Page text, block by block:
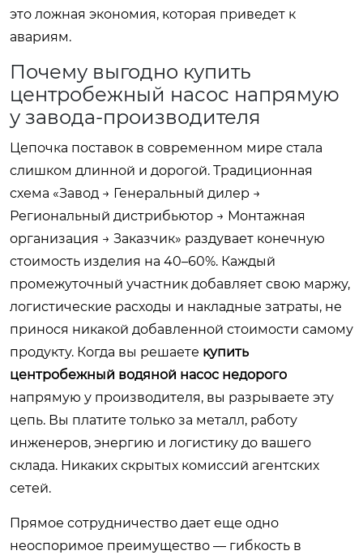
это ложная экономия, которая приведет к
авариям.
Почему выгодно купить
центробежный насос напрямую
у завода-производителя
Цепочка поставок в современном мире стала
слишком длинной и дорогой. Традиционная
схема «Завод → Генеральный дилер →
Региональный дистрибьютор → Монтажная
организация → Заказчик» раздувает конечную
стоимость изделия на 40–60%. Каждый
промежуточный участник добавляет свою маржу,
логистические расходы и накладные затраты, не
принося никакой добавленной стоимости самому
продукту. Когда вы решаете купить
центробежный водяной насос недорого
напрямую у производителя, вы разрываете эту
цепь. Вы платите только за металл, работу
инженеров, энергию и логистику до вашего
склада. Никаких скрытых комиссий агентских
сетей.
Прямое сотрудничество дает еще одно
неоспоримое преимущество — гибкость в